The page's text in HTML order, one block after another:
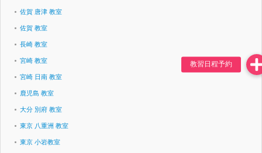
佐賀 唐津 教室
佐賀 教室
長崎 教室
宮崎 教室
宮崎 日南 教室
鹿児島 教室
大分 別府 教室
東京 八重洲 教室
東京 小岩教室